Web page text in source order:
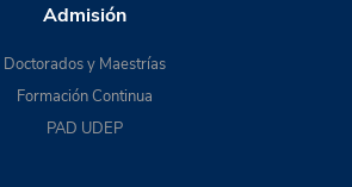
Admisión
Doctorados y Maestrías
Formación Continua
PAD UDEP